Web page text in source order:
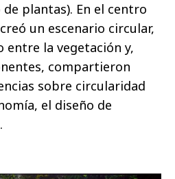
plantas). En el centro
un escenario circular,
entre la vegetación y,
compartieron
sobre circularidad
el diseño de